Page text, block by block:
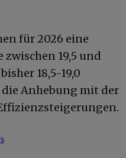
für 2026 eine
19,5 und
18,5-19,0
Anhebung mit der